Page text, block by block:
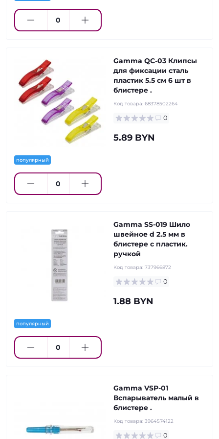
популярный
Gamma QC-03 Клипсы
для фиксации сталь
пластик 5.5 см 6 шт в
блистере .
Код товара: 68378502264
0
5.89 BYN
популярный
Gamma SS-019 Шило
швейное d 2.5 мм в
блистере с пластик.
ручкой
Код товара: 737966872
0
1.88 BYN
Gamma VSP-01
Вспарыватель малый в
блистере .
Код товара: 3964574122
0